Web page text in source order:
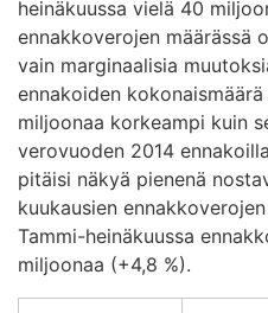
heinäkuussa vielä 40
ennakkoverojen määrässä
vain marginaalisia
ennakoiden
miljoonaa korkeampi kuin
verovuoden 2014
pitäisi näkyä pienenä
kuukausien
Tammi-heinäkuussa
miljoonaa (+4,8 %).